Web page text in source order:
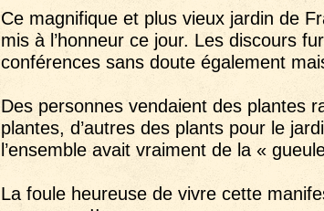
Ce magnifique et plus vieux jardin de
mis à l’honneur ce jour. Les discours
conférences sans doute également
Des personnes vendaient des plantes
plantes, d’autres des plants pour le
l’ensemble avait vraiment de la «
La foule heureuse de vivre cette